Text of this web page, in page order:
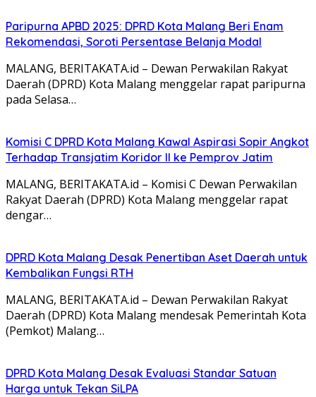
Paripurna APBD 2025: DPRD Kota Malang Beri Enam
Rekomendasi, Soroti Persentase Belanja Modal
MALANG, BERITAKATA.id – Dewan Perwakilan Rakyat
Daerah (DPRD) Kota Malang menggelar rapat paripurna
pada Selasa…
Komisi C DPRD Kota Malang Kawal Aspirasi Sopir Angkot
Terhadap Transjatim Koridor II ke Pemprov Jatim
MALANG, BERITAKATA.id – Komisi C Dewan Perwakilan
Rakyat Daerah (DPRD) Kota Malang menggelar rapat
dengar…
DPRD Kota Malang Desak Penertiban Aset Daerah untuk
Kembalikan Fungsi RTH
MALANG, BERITAKATA.id – Dewan Perwakilan Rakyat
Daerah (DPRD) Kota Malang mendesak Pemerintah Kota
(Pemkot) Malang…
DPRD Kota Malang Desak Evaluasi Standar Satuan
Harga untuk Tekan SiLPA